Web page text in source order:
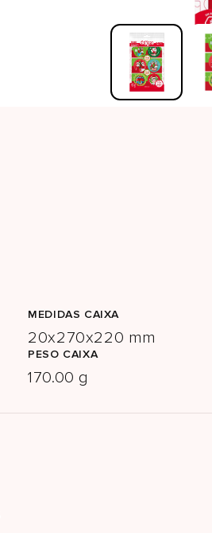
MEDIDAS CAIXA
20x270x220 mm
PESO CAIXA
170.00 g